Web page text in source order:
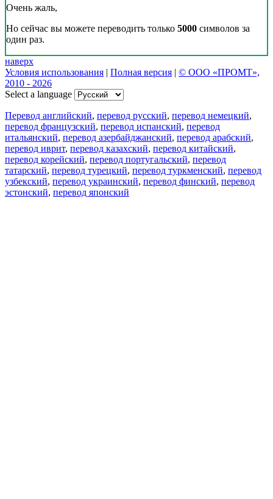
Очень жаль,
Но сейчас вы можете переводить только 5000 символов за
один раз.
наверх
Условия использования | Полная версия | © ООО «ПРОМТ»,
2010 - 2026
Select a language
Перевод английский, перевод русский, перевод немецкий,
перевод французский, перевод испанский, перевод
итальянский, перевод азербайджанский, перевод арабский,
перевод иврит, перевод казахский, перевод китайский,
перевод корейский, перевод португальский, перевод
татарский, перевод турецкий, перевод туркменский, перевод
узбекский, перевод украинский, перевод финский, перевод
эстонский, перевод японский